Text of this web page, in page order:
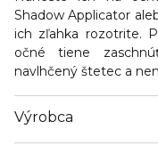
Shadow Applicator
ich zľahka rozotrite.
očné tiene
navlhčený štetec a
Výrobca